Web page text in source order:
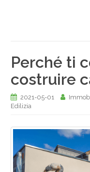
Perché ti
costruire
2021-05-01
Edilizia